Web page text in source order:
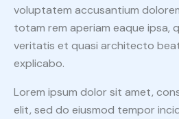
voluptatem accusantium
totam rem aperiam eaque ipsa,
veritatis et quasi architecto
explicabo.
Lorem ipsum dolor sit amet,
elit, sed do eiusmod tempor